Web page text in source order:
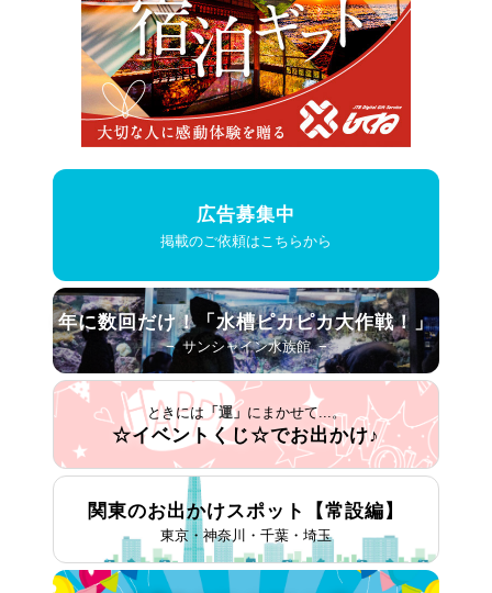
広告募集中
掲載のご依頼はこちらから
年に数回だけ！ 「水槽ピカピカ大作戦！」
− サンシャイン水族館 −
ときには 「運」 にまかせて...。
☆イベントくじ☆でお出かけ♪
関東のお出かけスポット 【常設編】
東京・神奈川・千葉・埼玉